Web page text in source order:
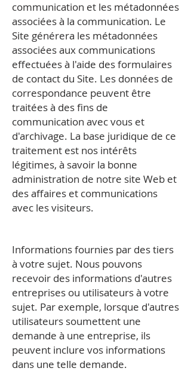
communication et les métadonnées
associées à la communication. Le
Site générera les métadonnées
associées aux communications
effectuées à l'aide des formulaires
de contact du Site. Les données de
correspondance peuvent être
traitées à des fins de
communication avec vous et
d'archivage. La base juridique de ce
traitement est nos intérêts
légitimes, à savoir la bonne
administration de notre site Web et
des affaires et communications
avec les visiteurs.
Informations fournies par des tiers
à votre sujet. Nous pouvons
recevoir des informations d'autres
entreprises ou utilisateurs à votre
sujet. Par exemple, lorsque d'autres
utilisateurs soumettent une
demande à une entreprise, ils
peuvent inclure vos informations
dans une telle demande.